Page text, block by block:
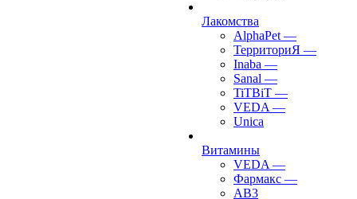
Лакомства
AlphaPet —
ТерриториЯ —
Inaba —
Sanal —
TiTBiT —
VEDA —
Unica
Витамины
VEDA —
Фармакс —
АВ3